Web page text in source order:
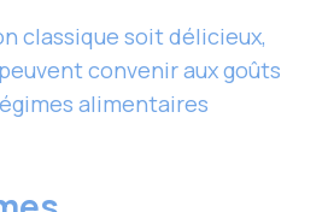
classique soit délicieux,
convenir aux goûts
alimentaires